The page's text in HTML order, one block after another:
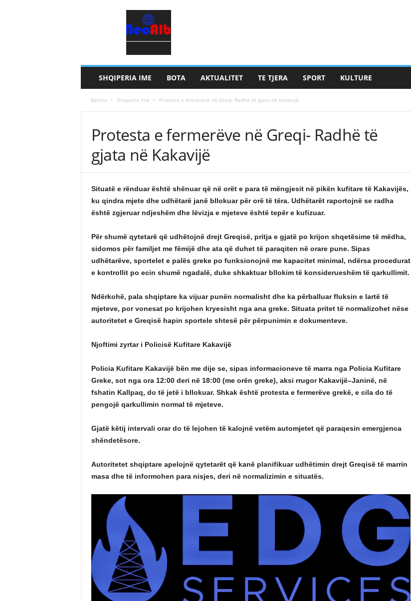
SHQIPERIA IME BOTA AKTUALITET TE TJERA SPORT KULTURE
Ballina Shqiperia ime Protesta e fermerëve në Greqi- Radhë të gjata në Kakavijë
Protesta e fermerëve në Greqi- Radhë të
gjata në Kakavijë
Situatë e rënduar është shënuar që në orët e para të mëngjesit në pikën kufitare të Kakavijës,
ku qindra mjete dhe udhëtarë janë bllokuar për orë të tëra. Udhëtarët raportojnë se radha
është zgjeruar ndjeshëm dhe lëvizja e mjeteve është tepër e kufizuar.
Për shumë qytetarë që udhëtojnë drejt Greqisë, pritja e gjatë po krijon shqetësime të mëdha,
sidomos për familjet me fëmijë dhe ata që duhet të paraqiten në orare pune. Sipas
udhëtarëve, sportelet e palës greke po funksionojnë me kapacitet minimal, ndërsa procedurat
e kontrollit po ecin shumë ngadalë, duke shkaktuar bllokim të konsiderueshëm të qarkullimit.
Ndërkohë, pala shqiptare ka vijuar punën normalisht dhe ka përballuar fluksin e lartë të
mjeteve, por vonesat po krijohen kryesisht nga ana greke. Situata pritet të normalizohet nëse
autoritetet e Greqisë hapin sportele shtesë për përpunimin e dokumenteve.
Njoftimi zyrtar i Policisë Kufitare Kakavijë
Policia Kufitare Kakavijë bën me dije se, sipas informacioneve të marra nga Policia Kufitare
Greke, sot nga ora 12:00 deri në 18:00 (me orën greke), aksi rrugor Kakavijë–Janinë, në
fshatin Kallpaq, do të jetë i bllokuar. Shkak është protesta e fermerëve grekë, e cila do të
pengojë qarkullimin normal të mjeteve.
Gjatë këtij intervali orar do të lejohen të kalojnë vetëm automjetet që paraqesin emergjenca
shëndetësore.
Autoritetet shqiptare apelojnë qytetarët që kanë planifikuar udhëtimin drejt Greqisë të marrin
masa dhe të informohen para nisjes, deri në normalizimin e situatës.